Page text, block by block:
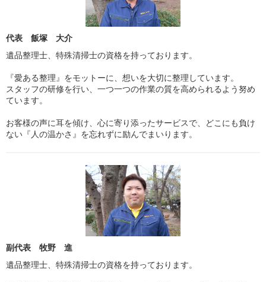
代表 飯塚 大介
遺品整理士、特殊清掃士の資格を持っております。
『愛ある整理』をモットーに、想いを大切に整理しています。
スタッフの研修を行い、一つ一つの作業の質を高められるよう努め
ています。
お客様の声に耳を傾け、心に寄り添ったサービスで、どこにも負け
ない『人の温かさ』を忘れずに励んでまいります。
副代表 牧野 進
遺品整理士、特殊清掃士の資格を持っております。